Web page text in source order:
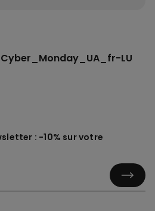
LU
: -10% sur votre